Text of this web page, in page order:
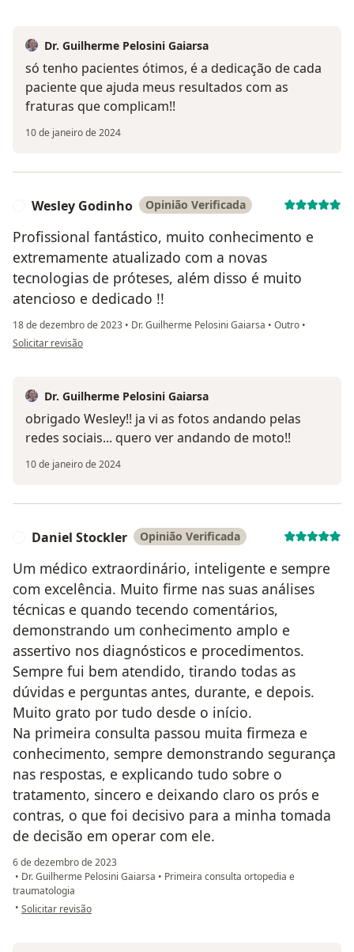
Dr. Guilherme Pelosini Gaiarsa
só tenho pacientes ótimos, é a dedicação de cada
paciente que ajuda meus resultados com as
fraturas que complicam!!
10 de janeiro de 2024
Wesley Godinho Opinião Verificada
Profissional fantástico, muito conhecimento e
extremamente atualizado com a novas
tecnologias de próteses, além disso é muito
atencioso e dedicado !!
18 de dezembro de 2023 • Dr. Guilherme Pelosini Gaiarsa • Outro •
na opinião do utilizador Wesley Godinho
Solicitar revisão
Dr. Guilherme Pelosini Gaiarsa
obrigado Wesley!! ja vi as fotos andando pelas
redes sociais... quero ver andando de moto!!
10 de janeiro de 2024
Daniel Stockler Opinião Verificada
Um médico extraordinário, inteligente e sempre
com excelência. Muito firme nas suas análises
técnicas e quando tecendo comentários,
demonstrando um conhecimento amplo e
assertivo nos diagnósticos e procedimentos.
Sempre fui bem atendido, tirando todas as
dúvidas e perguntas antes, durante, e depois.
Muito grato por tudo desde o início.
Na primeira consulta passou muita firmeza e
conhecimento, sempre demonstrando segurança
nas respostas, e explicando tudo sobre o
tratamento, sincero e deixando claro os prós e
contras, o que foi decisivo para a minha tomada
de decisão em operar com ele.
6 de dezembro de 2023
• Dr. Guilherme Pelosini Gaiarsa • Primeira consulta ortopedia e
traumatologia
• na opinião do utilizador Daniel Stockler
Solicitar revisão